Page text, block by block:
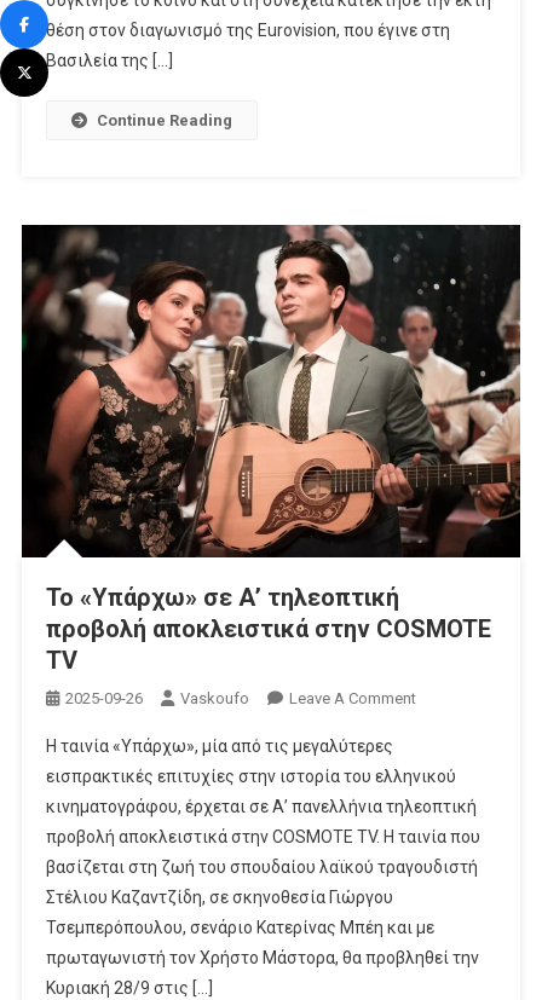
Την
θέση στον διαγωνισμό της Eurovision, που έγινε στη
Βασιλεία της […]
Continue Reading
Το «Υπάρχω» σε Α’ τηλεοπτική
προβολή αποκλειστικά στην COSMOTE
TV
2025-09-26 Vaskoufo Leave A CommentOn
Σε
Α’
Τηλεοπτική
Προβολή
Στην
COSMOTE
Η ταινία «Υπάρχω», μία από τις μεγαλύτερες
εισπρακτικές επιτυχίες στην ιστορία του ελληνικού
κινηματογράφου, έρχεται σε Α’ πανελλήνια τηλεοπτική
προβολή αποκλειστικά στην COSMOTE TV. Η ταινία που
βασίζεται στη ζωή του σπουδαίου λαϊκού τραγουδιστή
Στέλιου Καζαντζίδη, σε σκηνοθεσία Γιώργου
Τσεμπερόπουλου, σενάριο Κατερίνας Μπέη και με
πρωταγωνιστή τον Χρήστο Μάστορα, θα προβληθεί την
Κυριακή 28/9 στις […]